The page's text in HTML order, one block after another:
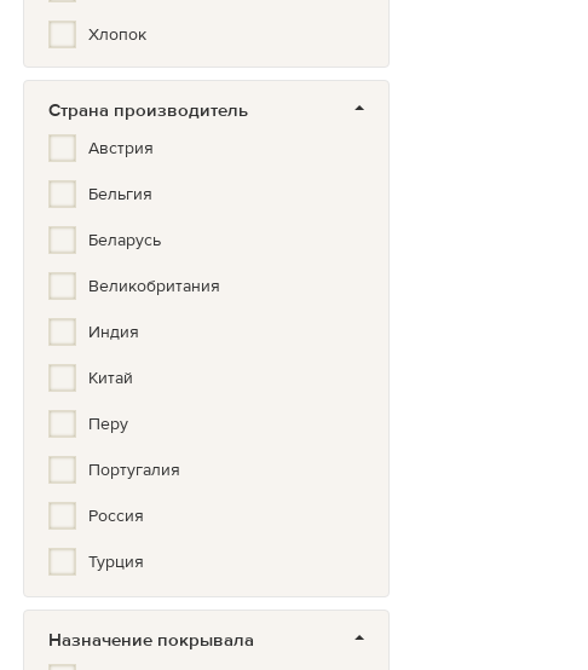
Хлопок
Страна производитель
Австрия
Бельгия
Беларусь
Великобритания
Индия
Китай
Перу
Португалия
Россия
Турция
Туркмения
Назначение покрывала